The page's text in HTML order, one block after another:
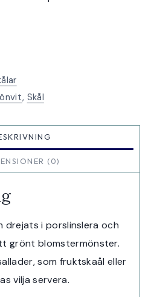
, Skål
(0)
drejats i porslinslera och
grönt blomstermönster.
som fruktskaål eller
vilja servera.